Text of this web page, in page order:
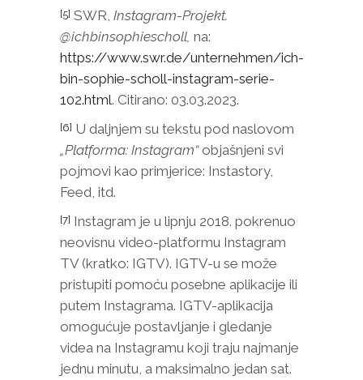
[5] SWR, Instagram-Projekt.
@ichbinsophiescholl, na:
https://www.swr.de/unternehmen/ich-
bin-sophie-scholl-instagram-serie-
102.html. Citirano: 03.03.2023.
[6] U daljnjem su tekstu pod naslovom
„Platforma: Instagram“objašnjeni svi
pojmovi kao primjerice: Instastory,
Feed, itd.
[7] Instagram je u lipnju 2018. pokrenuo
neovisnu video-platformu Instagram
TV (kratko: IGTV). IGTV-u se može
pristupiti pomoću posebne aplikacije ili
putem Instagrama. IGTV-aplikacija
omogućuje postavljanje i gledanje
videa na Instagramu koji traju najmanje
jednu minutu, a maksimalno jedan sat.